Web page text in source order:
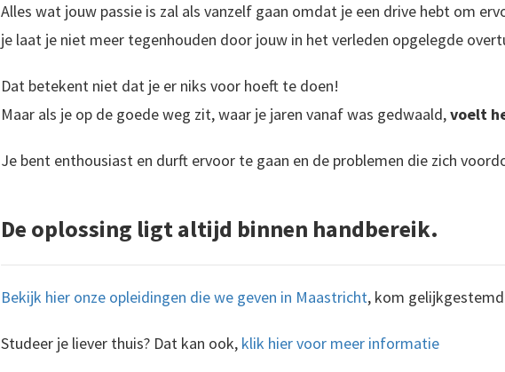
Alles wat jouw passie is zal als vanzelf gaan omdat je een drive hebt om
je laat je niet meer tegenhouden door jouw in het verleden opgelegde
Dat betekent niet dat je er niks voor hoeft te doen!
Maar als je op de goede weg zit, waar je jaren vanaf was gedwaald,voelt
Je bent enthousiast en durft ervoor te gaan en de problemen die zich
De oplossing ligt altijd binnen handbereik.
Bekijk hier onze opleidingen die we geven in Maastricht, kom
Studeer je liever thuis? Dat kan ook, klik hier voor meer informatie